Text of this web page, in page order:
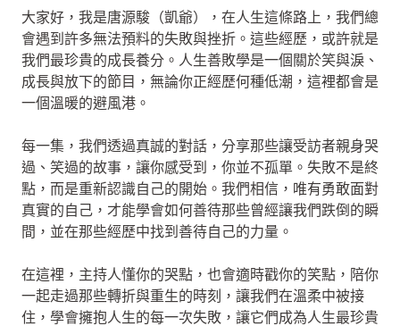
大家好，我是唐源駿（凱爺），在人生這條路上，我們總
會遇到許多無法預料的失敗與挫折。這些經歷，或許就是
我們最珍貴的成長養分。人生善敗學是一個關於笑與淚、
成長與放下的節目，無論你正經歷何種低潮，這裡都會是
一個溫暖的避風港。
每一集，我們透過真誠的對話，分享那些讓受訪者親身哭
過、笑過的故事，讓你感受到，你並不孤單。失敗不是終
點，而是重新認識自己的開始。我們相信，唯有勇敢面對
真實的自己，才能學會如何善待那些曾經讓我們跌倒的瞬
間，並在那些經歷中找到善待自己的力量。
在這裡，主持人懂你的哭點，也會適時戳你的笑點，陪你
一起走過那些轉折與重生的時刻，讓我們在溫柔中被接
住，學會擁抱人生的每一次失敗，讓它們成為人生最珍貴